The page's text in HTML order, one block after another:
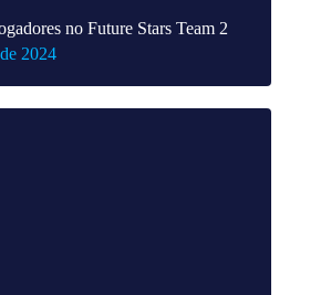
no Future Stars Team 2
2024